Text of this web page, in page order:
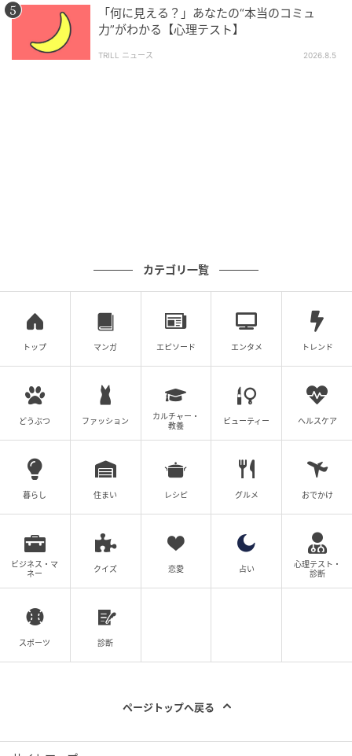
4．ご飯が隠れるくらいを選んだ人は「自己成
長や学び」
ご飯が隠れるくらいを選んだことは、向上心の高さが
表れています。努力を苦労と思わずに、自分の可能性
を広げられることと考えていないでしょうか。成長し
ようとする気持ちは素晴らしいのですが、ときには結
果を急ぎすぎたり、完璧を求めて疲れたりしてしまう
どんなにやりがいがあったとしても、学び続けるため
には立ち止まる時間も大切でしょう。新しいことを吸
ものを振り返って今の自分を肯定することも大切では
ないでしょうか。急がず焦らず、努力の過程を丁寧に
味わうことで、あなたの成長はより深く、確かなもの
になっていくかもしれません。
臨床心理士、公認心理師として、みなさんの心の内側
を紹介していきます。自分自身が気がついていない心
の中を見ていきましょう！
か”がわかる【心理テスト】
「何に見える？」あなたの“本当のコミュ
力”がわかる【心理テスト】
TRILL ニュース 2026.8.5
カテゴリ一覧
トップ マンガ エピソード エンタメ トレンド
どうぶつ ファッション
カルチャー・
教養
ビューティー ヘルスケア
暮らし 住まい レシピ グルメ おでかけ
ビジネス・マ
ネー
クイズ 恋愛 占い
心理テスト・
診断
スポーツ 診断
ページトップへ戻る